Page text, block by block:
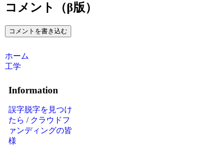
コメント（β版）
コメントを書き込む
ホーム
工学
Information
誤字脱字を見つけ
たら / クラウドフ
ァンディングの皆
様